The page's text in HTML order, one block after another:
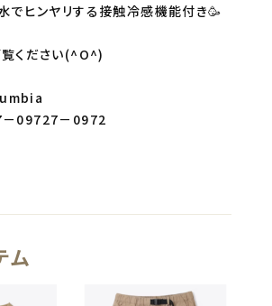
でヒンヤリする接触冷感機能付き🥳
ください(^O^)
09727－0972
ム